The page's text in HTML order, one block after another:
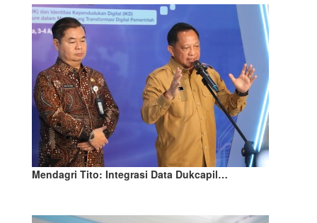
Mendagri Tito: Integrasi Data Dukcapil…